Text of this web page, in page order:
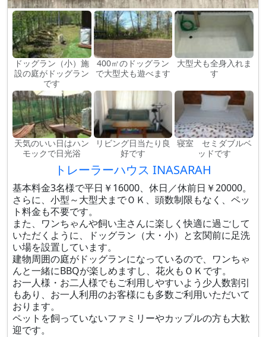
ドッグラン（小）施
設の庭がドッグラン
です
400㎡のドッグラン
で大型犬も遊べます
大型犬も全身入れま
す
天気のいい日はハン
モックで日光浴
リビング日当たり良
好です
寝室 セミダブルベ
ッドです
トレーラーハウス INASARAH
基本料金3名様で平日￥16000、休日／休前日￥20000。
さらに、小型～大型犬までＯＫ、頭数制限もなく、ペッ
ト料金も不要です。
また、ワンちゃんや飼い主さんに楽しく快適に過ごして
いただくように、ドッグラン（大・小）と玄関前に足洗
い場を設置しています。
建物周囲の庭がドッグランになっているので、ワンちゃ
んと一緒にBBQが楽しめますし、花火もＯＫです。
お一人様・お二人様でもご利用しやすいよう少人数割引
もあり、お一人利用のお客様にも多数ご利用いただいて
おります。
ペットを飼っていないファミリーやカップルの方も大歓
迎です。